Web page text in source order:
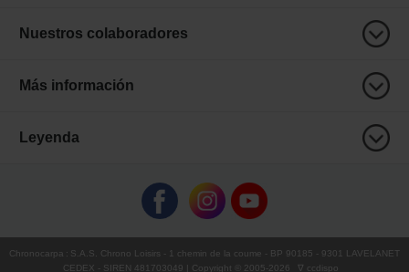
Nuestros colaboradores
Más información
Leyenda
Chronocarpa : S.A.S. Chrono Loisirs - 1 chemin de la coume - BP 90185 - 9301 LAVELANET
CEDEX - SIREN 481703049 | Copyright © 2005-2026 ∇ ccdispo